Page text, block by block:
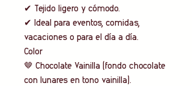
✔ Tejido ligero y cómodo.
✔ Ideal para eventos, comidas,
vacaciones o para el día a día.
Color
🤎 Chocolate Vainilla (fondo chocolate
con lunares en tono vainilla).